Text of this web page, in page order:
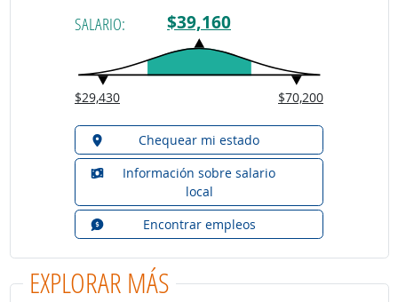
SALARIO: $39,160
$29,430 $70,200
Chequear mi estado
Información sobre salario
local
Encontrar empleos
EXPLORAR MÁS